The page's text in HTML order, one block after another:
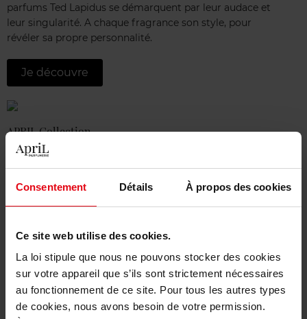
Consentement Détails À propos des cookies
Ce site web utilise des cookies.
La loi stipule que nous ne pouvons stocker des cookies
sur votre appareil que s’ils sont strictement nécessaires
au fonctionnement de ce site. Pour tous les autres types
de cookies, nous avons besoin de votre permission.
parfums Ted Lapidus se démarquent par leur audace et
leur singularité. A chaque fragrance son style, pour
révéler sa propre personnalité.
Je découvre
APRIL Collection
APRIL, c’est une offre ultra généreuse, accessible et
végane de produits de bain, de soins, de maquillage et
d’accessoires. Formules sensorielles et performantes aux